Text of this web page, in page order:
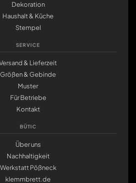
Dekoration
Haushalt & Küche
Stempel
SERVICE
& Lieferzeit
Größen & Gebinde
Muster
Für Betriebe
Kontakt
BÜTIC
Über uns
Nachhaltigkeit
Werkstatt Pößneck
klemmbrett.de